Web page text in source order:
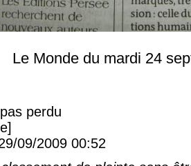
Le Monde du mardi 24
perdu
09/2009 00:52